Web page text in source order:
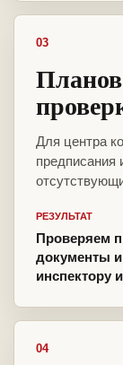
03
Для центра
предписания
РЕЗУЛЬТАТ
Проверяем
документы
инспектору
04